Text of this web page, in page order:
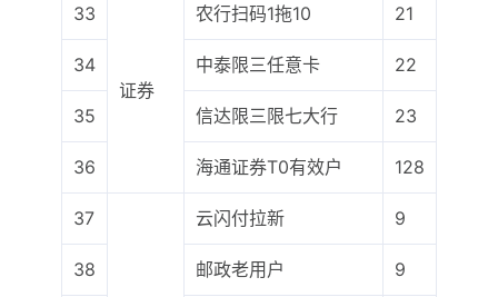
33
证券
农行扫码1拖10 21
34 中泰限三任意卡 22
35 信达限三限七大行 23
36 海通证券T0有效户 128
37 云闪付拉新 9
38 邮政老用户 9